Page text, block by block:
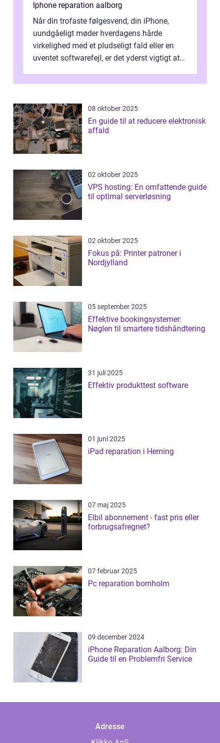
Iphone reparation aalborg
Når din trofaste følgesvend, din iPhone,
uundgåeligt møder hverdagens hårde
virkelighed med et pludseligt fald eller en
uventet softwarefejl, er det yderst vigtigt at
08 oktober 2025
En guide til at reducere elektronisk
affald
02 oktober 2025
VPS hosting: En omfattende guide
til optimal serverløsning
02 oktober 2025
Fokus på: Printer patroner i
Nordjylland
05 september 2025
Effektive bookingsystemer:
Nøglen til smartere tidshåndtering
31 juli 2025
Effektiv produkttest software
01 juni 2025
iPad reparation i Herning
07 maj 2025
Elbil abonnement - fast pris eller
forbrugsafregnet?
07 februar 2025
Pc reparation bornholm
09 december 2024
iPhone Reparation Aalborg: Din
Guide til en Problemfri Service
Adresse